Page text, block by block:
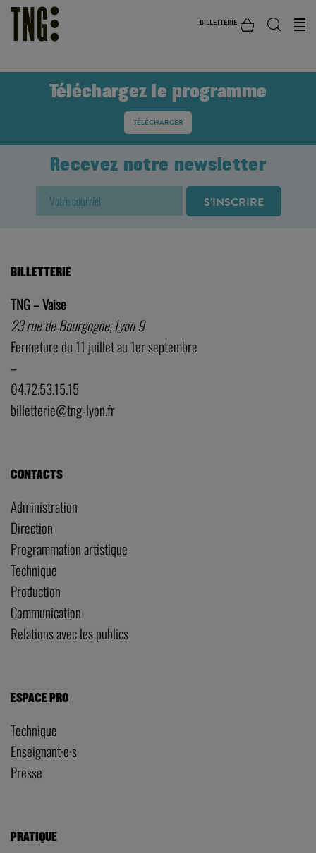
BILLETTERIE
Téléchargez le programme
TÉLÉCHARGER
Recevez notre newsletter
BILLETTERIE
TNG – Vaise
23 rue de Bourgogne, Lyon 9
Fermeture du 11 juillet au 1er septembre
–
04.72.53.15.15
billetterie@tng-lyon.fr
CONTACTS
Administration
Direction
Programmation artistique
Technique
Production
Communication
Relations avec les publics
ESPACE PRO
Technique
Enseignant·e·s
Presse
PRATIQUE